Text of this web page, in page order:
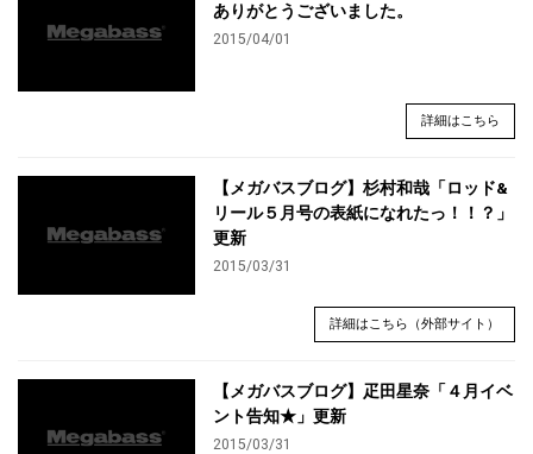
ありがとうございました。
2015/04/01
詳細はこちら
【メガバスブログ】杉村和哉「ロッド&
リール５月号の表紙になれたっ！！？」
更新
2015/03/31
詳細はこちら（外部サイト）
【メガバスブログ】疋田星奈「４月イベ
ント告知★」更新
2015/03/31